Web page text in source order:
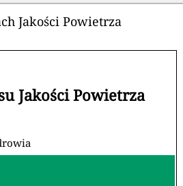
Jakości Powietrza
Jakości Powietrza